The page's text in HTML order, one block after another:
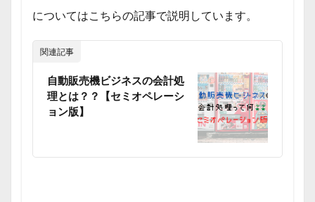
についてはこちらの記事で説明しています。
関連記事
自動販売機ビジネスの会計処
理とは？？【セミオペレーシ
ョン版】